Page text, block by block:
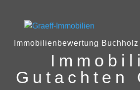
Immobilienbewertung
Gutachten